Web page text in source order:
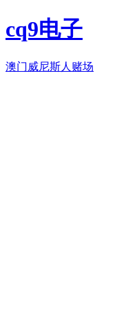
cq9电子
澳门威尼斯人赌场